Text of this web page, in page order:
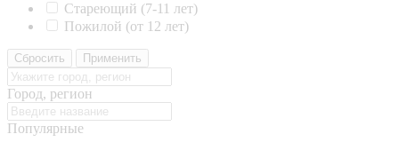
Стареющий (7-11 лет)
Пожилой (от 12 лет)
Сбросить Применить
Город, регион
Популярные